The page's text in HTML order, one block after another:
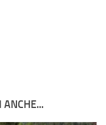
ANCHE...